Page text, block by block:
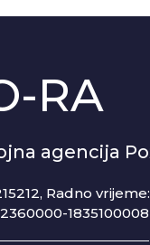
RA
agencija
Radno
1835100008